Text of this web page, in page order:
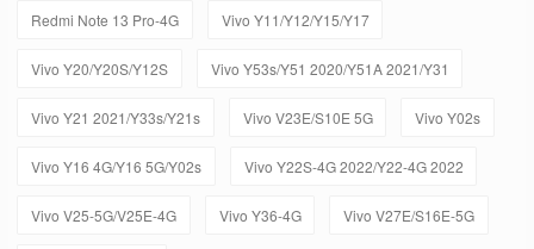
Redmi Note 13 Pro-4G Vivo Y11/Y12/Y15/Y17
Vivo Y20/Y20S/Y12S Vivo Y53s/Y51 2020/Y51A 2021/Y31
Vivo Y21 2021/Y33s/Y21s Vivo V23E/S10E 5G Vivo Y02s
Vivo Y16 4G/Y16 5G/Y02s Vivo Y22S-4G 2022/Y22-4G 2022
Vivo V25-5G/V25E-4G Vivo Y36-4G Vivo V27E/S16E-5G